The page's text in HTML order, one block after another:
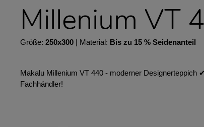
Millenium VT
Größe: 250x300 | Material: Bis zu 15 % Seidenanteil
Makalu Millenium VT 440 - moderner
Fachhändler!